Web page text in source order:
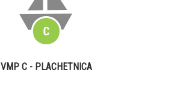
VMP C - PLACHETNICA